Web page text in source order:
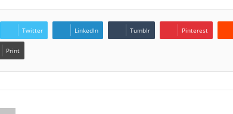
Twitter LinkedIn Tumblr Pinterest
Print